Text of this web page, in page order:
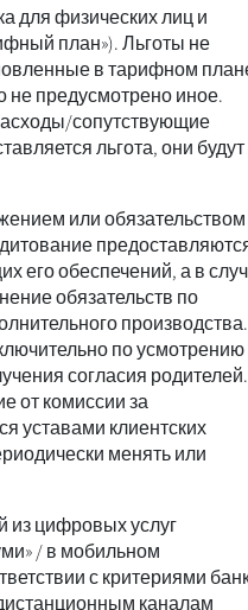
для физических лиц и
план»). Льготы не
в тарифном
не предусмотрено иное.
сопутствующие
льгота, они будут
или обязательством
его обеспечений, а в
обязательств по
производства.
по усмотрению
согласия родителей.
от комиссии за
уставами клиентских
менять или
цифровых услуг
/ в мобильном
с критериями
каналам